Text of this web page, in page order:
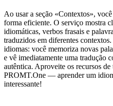
Ao usar a seção «Contextos»,
forma eficiente. O serviço mostra
idiomáticas, verbos frasais e
traduzidos em diferentes
idiomas: você memoriza novas
e vê imediatamente uma tradução
autêntica. Aproveite os recursos
PROMT.One — aprender um
interessante!